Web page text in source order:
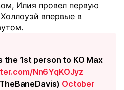
Илия провел первую
впервые в
the 1st person to KO Max
Nn6YqKOJyz
October